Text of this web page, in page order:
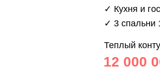
Теплый
✓ 3 спальни
✓ Кухня и
12 000